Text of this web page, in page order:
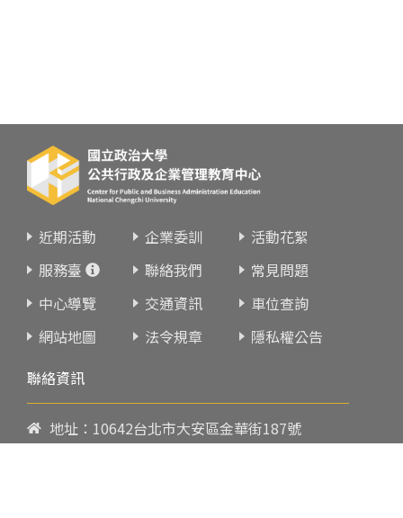
近期活動 企業委訓
活動花絮
服務臺
聯絡我們
常見問題
中心導覽
交通資訊
車位查詢
網站地圖
法令規章
隱私權公告
聯絡資訊
地址：10642台北市大安區金華街187號